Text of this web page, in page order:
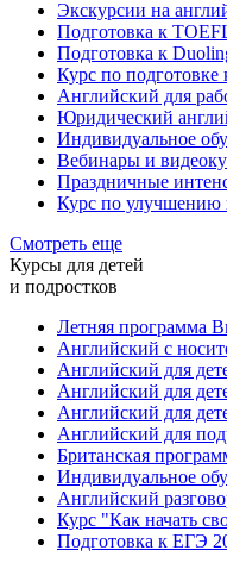
Экскурсии на
Подготовка к
Подготовка к
Курс по подготовке
Английский для
Юридический
Индивидуальное
Вебинары и
Праздничные
Курс по улучшению
Смотреть еще
Курсы для детей
и подростков
Летняя программа
Английский с
Английский для
Английский для
Английский для
Английский для
Британская
Индивидуальное
Английский
Курс "Как начать
Подготовка к ЕГЭ